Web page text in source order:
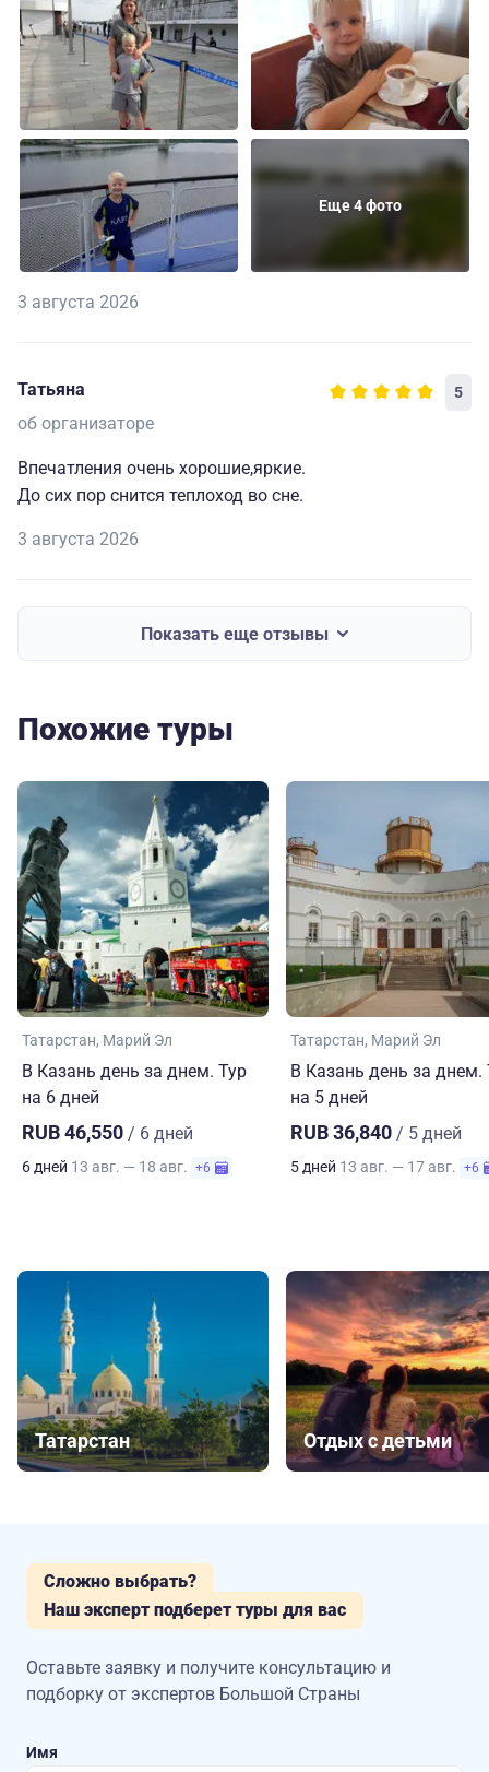
Еще 4 фото
3 августа 2026
Татьяна 5
об организаторе
Впечатления очень хорошие,яркие.
До сих пор снится теплоход во сне.
3 августа 2026
Показать еще отзывы
Похожие туры
Татарстан Марий Эл
В Казань день за днем. Тур
на 6 дней
RUB 46,550 / 6 дней
6 дней 13 авг. — 18 авг. +6
Татарстан Марий Эл
В Казань день за днем.
на 5 дней
RUB 36,840 / 5 дней
5 дней 13 авг. — 17 авг. +6
Татарстан Отдых с детьми
Сложно выбрать?
Наш эксперт подберет туры для вас
Оставьте заявку и получите консультацию и
подборку от экспертов Большой Страны
Имя